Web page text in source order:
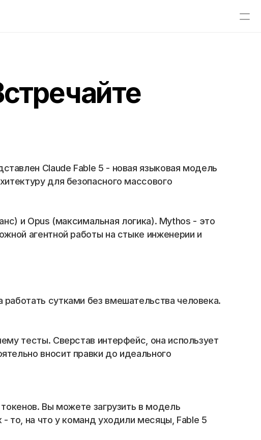
Claude Fable 5 - новая языковая модель
для безопасного массового
и Opus (максимальная логика). Mythos - это
агентной работы на стыке инженерии и
сутками без вмешательства человека.
тесты. Сверстав интерфейс, она использует
вносит правки до идеального
Вы можете загрузить в модель
то, на что у команд уходили месяцы, Fable 5